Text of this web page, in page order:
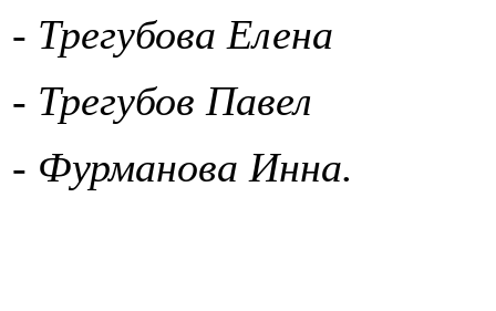
- Трегубова Елена
- Трегубов Павел
- Фурманова Инна.